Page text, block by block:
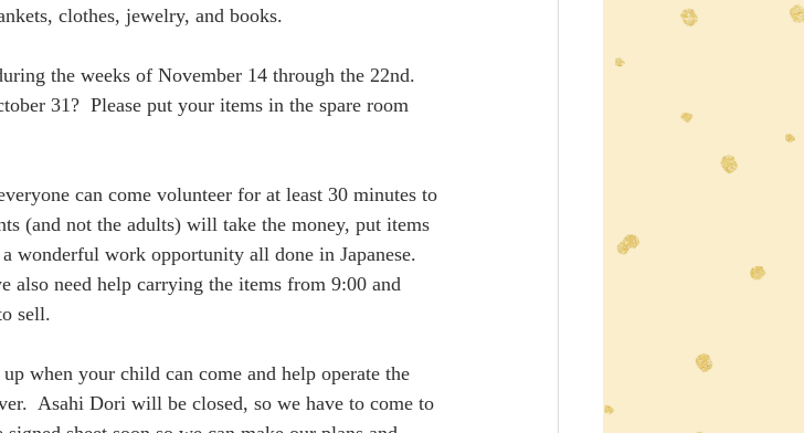
clothes, jewelry, and books.
the weeks of November 14 through the 22nd.
31?  Please put your items in the spare room
(and not the adults) will take the money, put items
wonderful work opportunity all done in Japanese.
also need help carrying the items from 9:00 and
sell.
when your child can come and help operate the
Asahi Dori will be closed, so we have to come to